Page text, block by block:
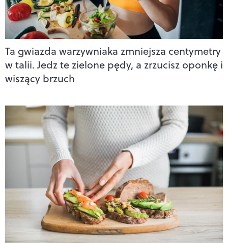
Ta gwiazda warzywniaka zmniejsza centymetry
w talii. Jedz te zielone pędy, a zrzucisz oponkę i
wiszący brzuch